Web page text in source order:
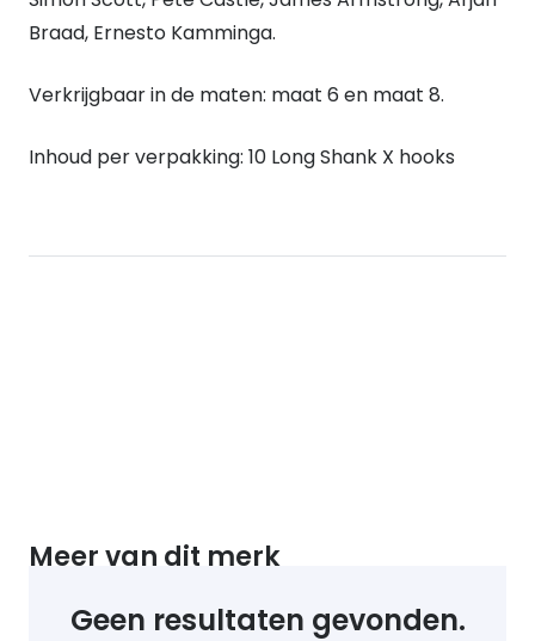
Braad, Ernesto Kamminga.
Verkrijgbaar in de maten: maat 6 en maat 8.
Inhoud per verpakking: 10 Long Shank X hooks
Meer van dit merk
Geen resultaten gevonden.